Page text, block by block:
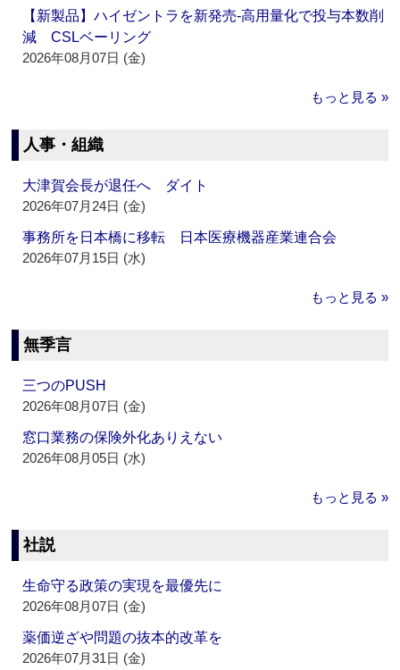
【新製品】ハイゼントラを新発売‐高用量化で投与本数削
減 CSLベーリング
2026年08月07日 (金)
もっと見る »
人事・組織
大津賀会長が退任へ ダイト
2026年07月24日 (金)
事務所を日本橋に移転 日本医療機器産業連合会
2026年07月15日 (水)
もっと見る »
無季言
三つのPUSH
2026年08月07日 (金)
窓口業務の保険外化ありえない
2026年08月05日 (水)
もっと見る »
社説
生命守る政策の実現を最優先に
2026年08月07日 (金)
薬価逆ざや問題の抜本的改革を
2026年07月31日 (金)